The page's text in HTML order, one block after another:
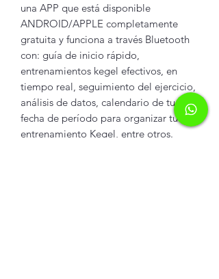
una APP que está disponible
ANDROID/APPLE completamente
gratuita y funciona a través Bluetooth
con: guía de inicio rápido,
entrenamientos kegel efectivos, en
tiempo real, seguimiento del ejercicio,
análisis de datos, calendario de tu
fecha de período para organizar tu
entrenamiento Kegel, entre otros.